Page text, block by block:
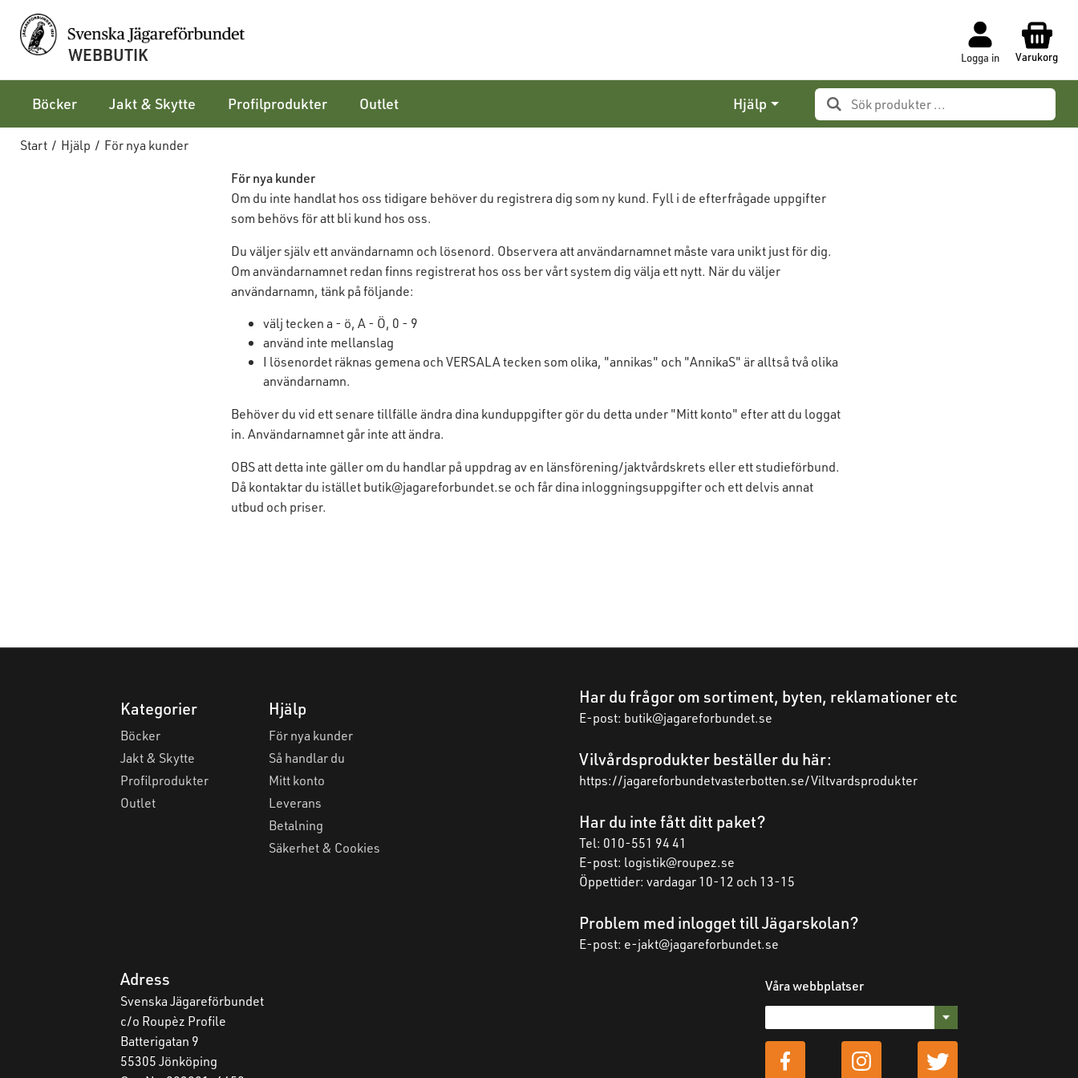
WEBBUTIK Logga in Varukorg
Böcker Jakt & Skytte Profilprodukter Outlet Hjälp
Start / Hjälp / För nya kunder
För nya kunder
Om du inte handlat hos oss tidigare behöver du registrera dig som ny kund. Fyll i de efterfrågade uppgifter
som behövs för att bli kund hos oss.
Du väljer själv ett användarnamn och lösenord. Observera att användarnamnet måste vara unikt just för dig.
Om användarnamnet redan finns registrerat hos oss ber vårt system dig välja ett nytt. När du väljer
användarnamn, tänk på följande:
välj tecken a - ö, A - Ö, 0 - 9
använd inte mellanslag
I lösenordet räknas gemena och VERSALA tecken som olika, "annikas" och "AnnikaS" är alltså två olika
användarnamn.
Behöver du vid ett senare tillfälle ändra dina kunduppgifter gör du detta under "Mitt konto" efter att du loggat
in. Användarnamnet går inte att ändra.
OBS att detta inte gäller om du handlar på uppdrag av en länsförening/jaktvårdskrets eller ett studieförbund.
Då kontaktar du iställetbutik@jagareforbundet.se och får dina inloggningsuppgifter och ett delvis annat
utbud och priser.
Kategorier
Böcker
Jakt & Skytte
Profilprodukter
Outlet
Hjälp
För nya kunder
Så handlar du
Mitt konto
Leverans
Betalning
Säkerhet & Cookies
Har du frågor om sortiment, byten, reklamationer etc
E-post: butik@jagareforbundet.se
Vilvårdsprodukter beställer du här:
https://jagareforbundetvasterbotten.se/Viltvardsprodukter
Har du inte fått ditt paket?
Tel: 010-551 94 41
E-post: logistik@roupez.se
Öppettider: vardagar 10-12 och 13-15
Problem med inlogget till Jägarskolan?
E-post: e-jakt@jagareforbundet.se
Adress
Svenska Jägareförbundet
c/o Roupèz Profile
Batterigatan 9
55305 Jönköping
Våra webbplatser